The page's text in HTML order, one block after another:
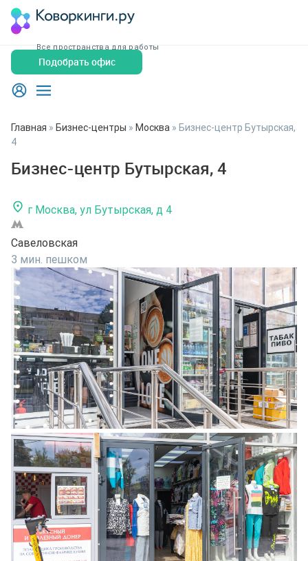
Все пространства для работы
Подобрать офис
Главная » Бизнес-центры » Москва » Бизнес-центр Бутырская,
4
Бизнес-центр Бутырская, 4
г Москва, ул Бутырская, д 4
Савеловская
3 мин. пешком